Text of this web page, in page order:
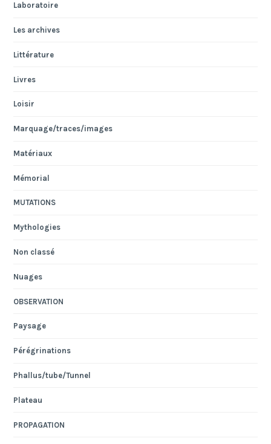
Laboratoire
Les archives
Littérature
Livres
Loisir
Marquage/traces/images
Matériaux
Mémorial
MUTATIONS
Mythologies
Non classé
Nuages
OBSERVATION
Paysage
Pérégrinations
Phallus/tube/Tunnel
Plateau
PROPAGATION